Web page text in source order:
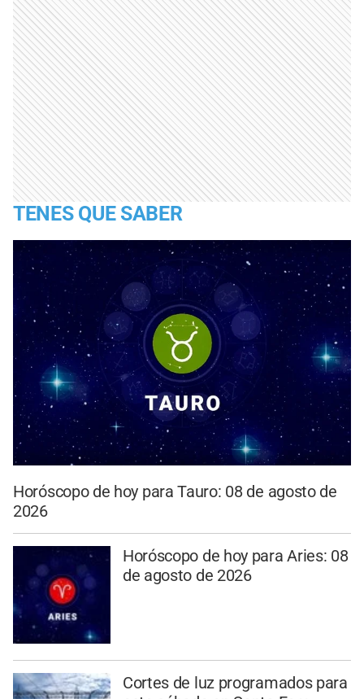
TENES QUE SABER
Horóscopo de hoy para Tauro: 08 de agosto de
2026
Horóscopo de hoy para Aries: 08
de agosto de 2026
Cortes de luz programados para